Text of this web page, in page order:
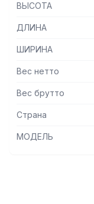
ВЫСОТА
ДЛИНА
ШИРИНА
Вес нетто
Вес брутто
Страна
МОДЕЛЬ